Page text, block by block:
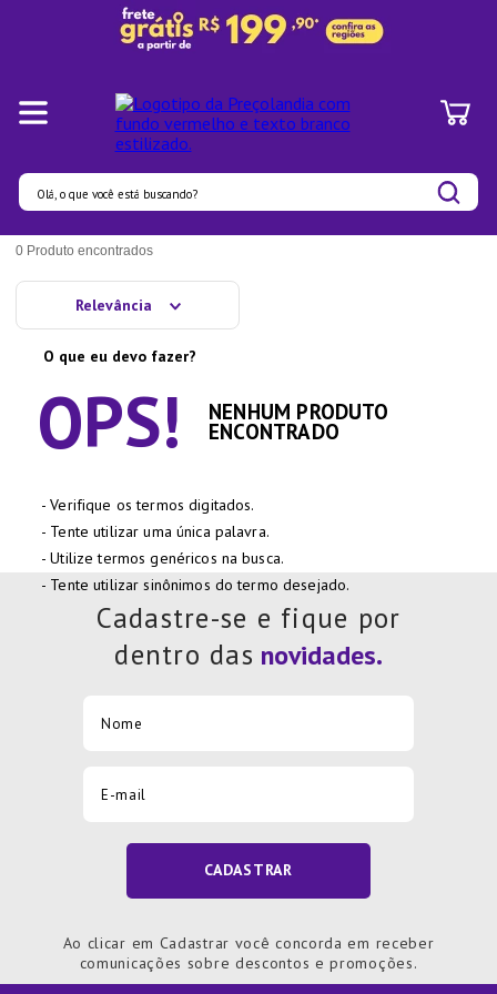
Olá, o que você está buscando?
0 Produto
Relevância
NENHUM PRODUTO
ENCONTRADO
O que eu devo fazer?
Verifique os termos digitados.
Tente utilizar uma única palavra.
Utilize termos genéricos na busca.
Tente utilizar sinônimos do termo desejado.
Cadastre-se e fique por
dentro das
CADASTRAR
Ao clicar em Cadastrar você concorda em receber
comunicações sobre descontos e promoções.
Termos mais buscados
1º
Pratos
3º
Organizadores
4º
Bambu
5º
º
Xicara
8 º
Tapete
º
Aparelho Jantar
Lixeira